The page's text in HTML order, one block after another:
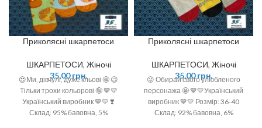
Приколясні шкарпетоси
ШКАРПЕТОСИ, Жіночі
35,00грн.
😍Ми, дівчулі, дуже кльові 🤩 😉
Тільки трохи кольорові 🤪 💙💛
Український виробник 💙💛 ❣️
Склад: 95% бавовна, 5%
Приколясні шкарпетоси
ШКАРПЕТОСИ, Жіночі
35,00грн.
😜 Обирай свого улюбленого
персонажа 🤩 💙💛Український
виробник 💙💛 Розмір: 36-40
Склад: 92% бавовна, 6%